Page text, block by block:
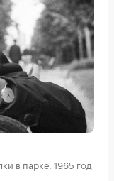
в парке, 1965 год